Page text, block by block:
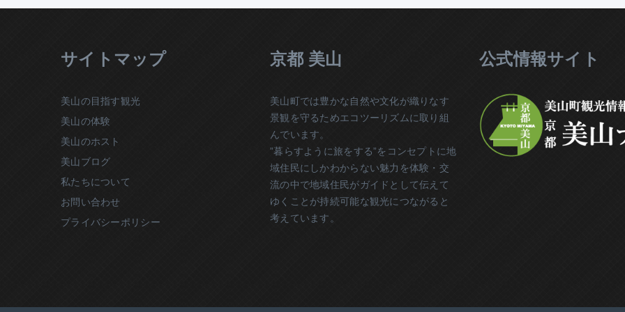
サイトマップ
美山の目指す観光
美山の体験
美山のホスト
美山ブログ
私たちについて
お問い合わせ
プライバシーポリシー
京都 美山
美山町では豊かな自然や文化が織りなす
景観を守るためエコツーリズムに取り組
んでいます。
”暮らすように旅をする”をコンセプトに地
域住民にしかわからない魅力を体験・交
流の中で地域住民がガイドとして伝えて
ゆくことが持続可能な観光につながると
考えています。
公式情報サイト